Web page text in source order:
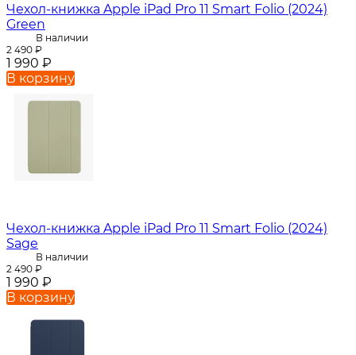
Чехол-книжка Apple iPad Pro 11 Smart Folio (2024)
Green
В наличии
2 490 ₽
1 990 ₽
В корзину
Чехол-книжка Apple iPad Pro 11 Smart Folio (2024)
Sage
В наличии
2 490 ₽
1 990 ₽
В корзину